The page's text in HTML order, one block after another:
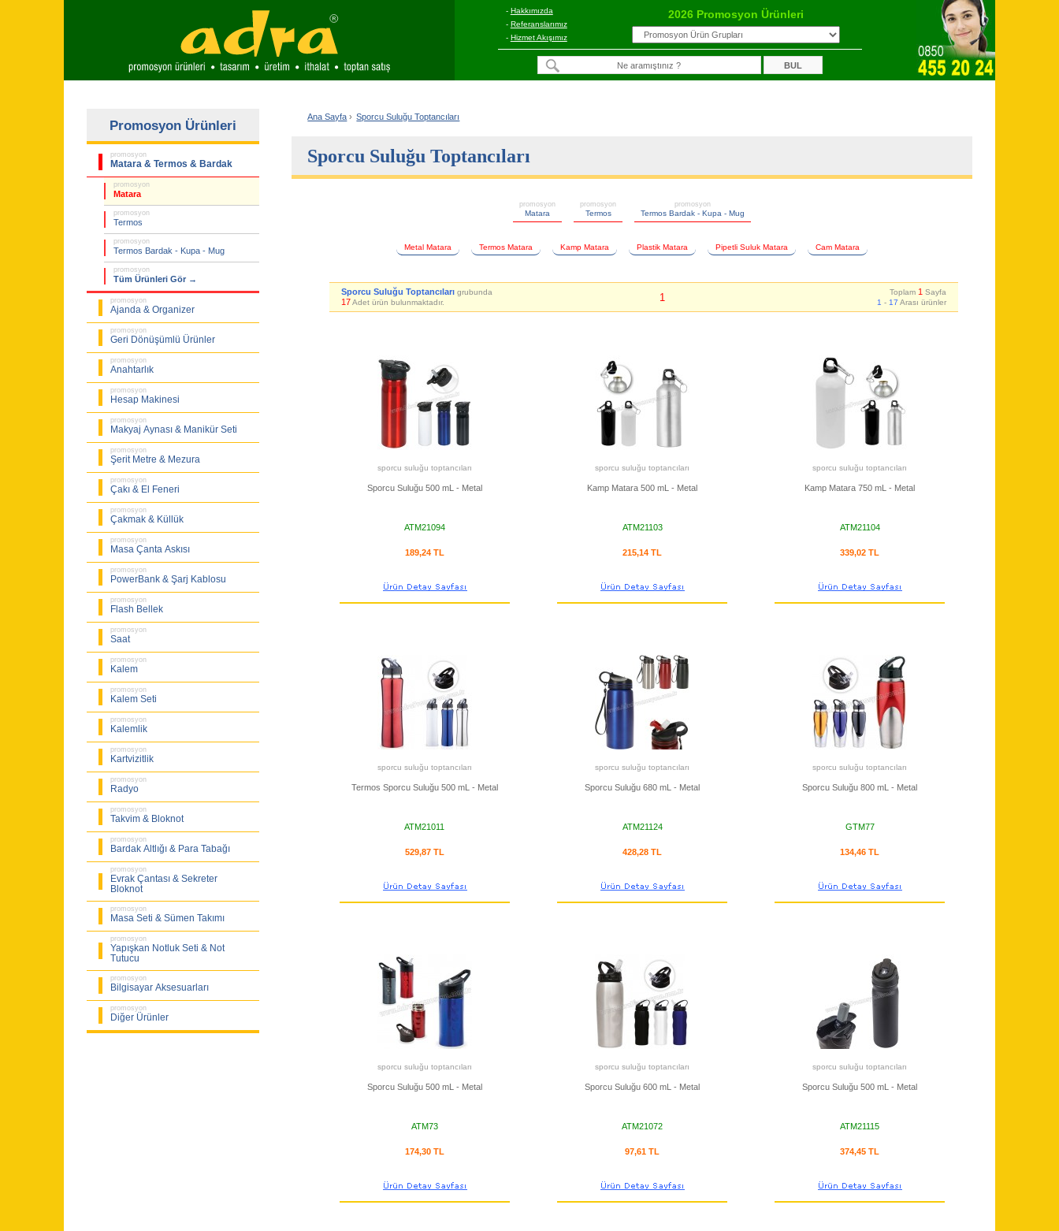
- Hakkımızda
- Referanslarımız
- Hizmet Akışımız
2026 Promosyon Ürünleri
Promosyon Ürünleri
promosyon
Matara & Termos & Bardak
promosyon
Matara
promosyon
Termos
promosyon
Termos Bardak - Kupa - Mug
promosyon
Tüm Ürünleri Gör →
promosyon
Ajanda & Organizer
promosyon
Geri Dönüşümlü Ürünler
promosyon
Anahtarlık
promosyon
Hesap Makinesi
promosyon
Makyaj Aynası & Manikür Seti
promosyon
Şerit Metre & Mezura
promosyon
Çakı & El Feneri
promosyon
Çakmak & Küllük
promosyon
Masa Çanta Askısı
promosyon
PowerBank & Şarj Kablosu
promosyon
Flash Bellek
promosyon
Saat
promosyon
Kalem
promosyon
Kalem Seti
promosyon
Kalemlik
promosyon
Kartvizitlik
promosyon
Radyo
promosyon
Takvim & Bloknot
promosyon
Bardak Altlığı & Para Tabağı
promosyon
Evrak Çantası & Sekreter
Bloknot
promosyon
Masa Seti & Sümen Takımı
promosyon
Yapışkan Notluk Seti & Not
Tutucu
promosyon
Bilgisayar Aksesuarları
promosyon
Diğer Ürünler
Ana Sayfa › Sporcu Suluğu Toptancıları
Sporcu Suluğu Toptancıları
promosyon
Matara
promosyon
Termos
promosyon
Termos Bardak - Kupa - Mug
Metal Matara Termos Matara Kamp Matara Plastik Matara Pipetli Suluk Matara Cam Matara
Sporcu Suluğu Toptancılarıgrubunda
17Adet ürün bulunmaktadır. 1 Toplam 1 Sayfa
1 - 17 Arası ürünler
sporcu suluğu toptancıları
Sporcu Suluğu 500 mL - Metal
ATM21094
189,24 TL
sporcu suluğu toptancıları
Kamp Matara 500 mL - Metal
ATM21103
215,14 TL
sporcu suluğu toptancıları
Kamp Matara 750 mL - Metal
ATM21104
339,02 TL
sporcu suluğu toptancıları
Termos Sporcu Suluğu 500 mL - Metal
ATM21011
529,87 TL
sporcu suluğu toptancıları
Sporcu Suluğu 680 mL - Metal
ATM21124
428,28 TL
sporcu suluğu toptancıları
Sporcu Suluğu 800 mL - Metal
GTM77
134,46 TL
sporcu suluğu toptancıları
Sporcu Suluğu 500 mL - Metal
ATM73
174,30 TL
sporcu suluğu toptancıları
Sporcu Suluğu 600 mL - Metal
ATM21072
97,61 TL
sporcu suluğu toptancıları
Sporcu Suluğu 500 mL - Metal
ATM21115
374,45 TL